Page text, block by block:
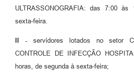
ULTRASSONOGRAFIA: das 7:00
sexta-feira.
II - servidores lotados no setor
CONTROLE DE INFECÇÃO
horas, de segunda à sexta-feira;